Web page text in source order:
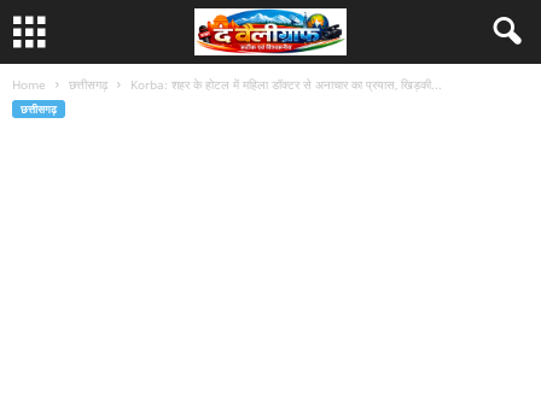
Home छत्तीसगढ़ Korba: शहर के होटल में महिला डॉक्टर से अनाचार का प्रयास, खिड़की...
छत्तीसगढ़